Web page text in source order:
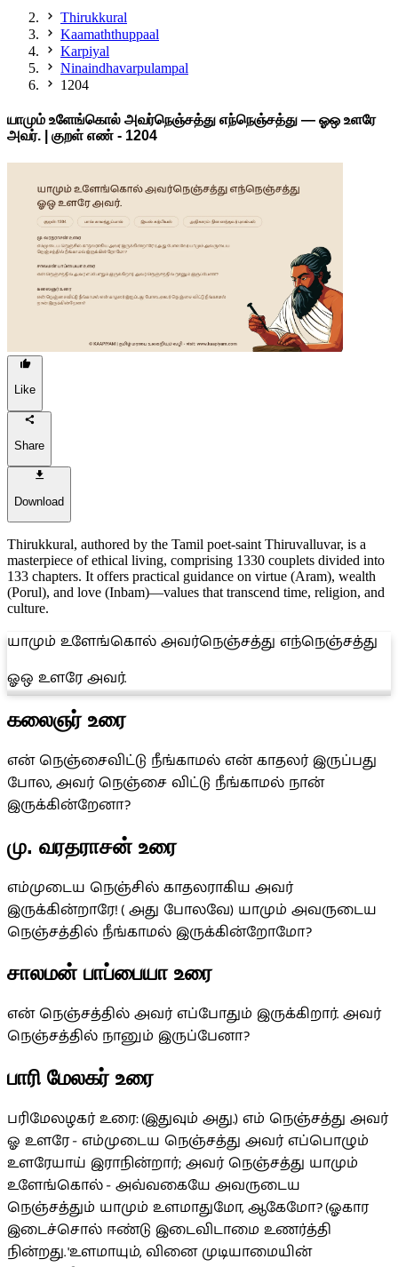
Thirukkural
Kaamaththuppaal
Karpiyal
Ninaindhavarpulampal
1204
யாமும் உளேங்கொல் அவர்நெஞ்சத்து எந்நெஞ்சத்து — ஓஒ உளரே
அவர். | குறள் எண் - 1204
Like
Share
Download
Thirukkural, authored by the Tamil poet-saint Thiruvalluvar, is a
masterpiece of ethical living, comprising 1330 couplets divided into
133 chapters. It offers practical guidance on virtue (Aram), wealth
(Porul), and love (Inbam)—values that transcend time, religion, and
culture.
யாமும் உளேங்கொல் அவர்நெஞ்சத்து எந்நெஞ்சத்து
ஓஒ உளரே அவர்.
கலைஞர் உரை
என் நெஞ்சைவிட்டு நீங்காமல் என் காதலர் இருப்பது
போல, அவர் நெஞ்சை விட்டு நீங்காமல் நான்
இருக்கின்றேனா?
மு. வரதராசன் உரை
எம்முடைய நெஞ்சில் காதலராகிய அவர்
இருக்கின்றாரே! ( அது போலவே) யாமும் அவருடைய
நெஞ்சத்தில் நீங்காமல் இருக்கின்றோ‌மோ?
சாலமன் பாப்பையா உரை
என் நெஞ்சத்தில் அவர் எப்போதும் இருக்கிறார். அவர்
நெஞ்சத்தில் நானும் இருப்பேனா?
பாரி மேலகர் உரை
பரிமேலழகர் உரை: (இதுவும் அது.) எம் நெஞ்சத்து அவர்
ஓ உளரே - எம்முடைய நெஞ்சத்து அவர் எப்பொழும்
உளரேயாய் இராநின்றார்; அவர் நெஞ்சத்து யாமும்
உளேங்கொல் - அவ்வகையே அவருடைய
நெஞ்சத்தும் யாமும் உளமாதுமோ, ஆகேமோ? (ஓகார
இடைச்சொல் ஈண்டு இடைவிடாமை உணர்த்தி
நின்றது. 'உளமாயும், வினை முடியாமையின்